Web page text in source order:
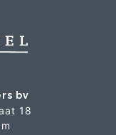
bv
18